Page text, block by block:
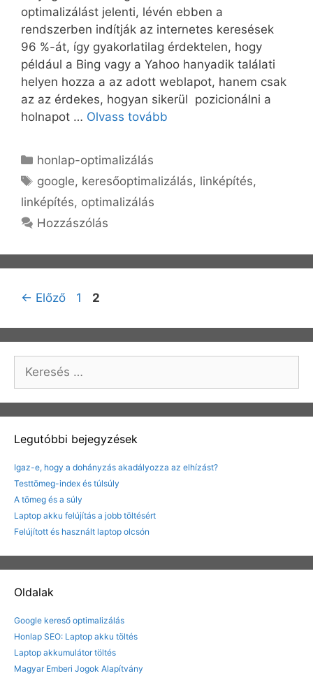
optimalizálást jelenti, lévén ebben a
rendszerben indítják az internetes keresések
96 %-át, így gyakorlatilag érdektelen, hogy
például a Bing vagy a Yahoo hanyadik találati
helyen hozza a az adott weblapot, hanem csak
az az érdekes, hogyan sikerül pozicionálni a
holnapot … Olvass tovább
Kategória
honlap-optimalizálás
Címkék
google, keresőoptimalizálás, linképítés,
linképítés, optimalizálás
Hozzászólás
Bejegyzés
← Előző Oldal
1 Oldal
2
Keresés:
Legutóbbi bejegyzések
Igaz-e, hogy a dohányzás akadályozza az elhízást?
Testtömeg-index és túlsúly
A tömeg és a súly
Laptop akku felújítás a jobb töltésért
Felújított és használt laptop olcsón
Oldalak
Google kereső optimalizálás
Honlap SEO: Laptop akku töltés
Laptop akkumulátor töltés
Magyar Emberi Jogok Alapítvány